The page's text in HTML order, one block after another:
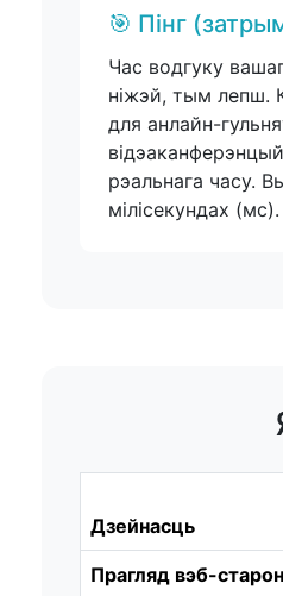
🎯 Пінг
Час водгуку
ніжэй, тым лепш.
для анлайн-
рэальнага часу.
мілісекундах (мс).
Дзейнасць
Прагляд вэб-